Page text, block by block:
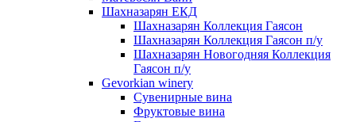
Шахназарян ЕКД
Шахназарян Коллекция Гаясон
Шахназарян Коллекция Гаясон п/у
Шахназарян Новогодняя Коллекция
Гаясон п/у
Gevorkian winery
Сувенирные вина
Фруктовые вина